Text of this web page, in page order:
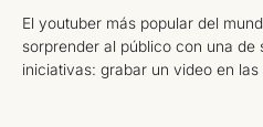
El youtuber más popular del
sorprender al público con una de
iniciativas: grabar un video en las